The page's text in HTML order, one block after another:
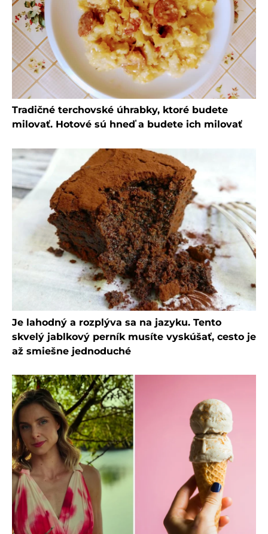
Tradičné terchovské úhrabky, ktoré budete
milovať. Hotové sú hneď a budete ich milovať
Je lahodný a rozplýva sa na jazyku. Tento
skvelý jablkový perník musíte vyskúšať, cesto je
až smiešne jednoduché